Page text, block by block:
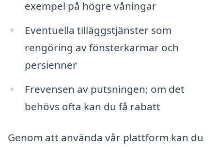
exempel på högre våningar
Eventuella tilläggstjänster som
rengöring av fönsterkarmar och
persienner
Frevensen av putsningen; om det
behövs ofta kan du få rabatt
Genom att använda vår plattform kan du